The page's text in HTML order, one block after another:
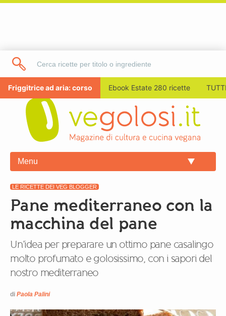
Friggitrice ad aria: corso Ebook Estate 280 ricette
Menu
LE RICETTE DEI VEG BLOGGER
Pane mediterraneo con la
macchina del pane
Un’idea per preparare un ottimo pane casalingo
molto profumato e golosissimo, con i sapori del
nostro mediterraneo
di Paola Palini